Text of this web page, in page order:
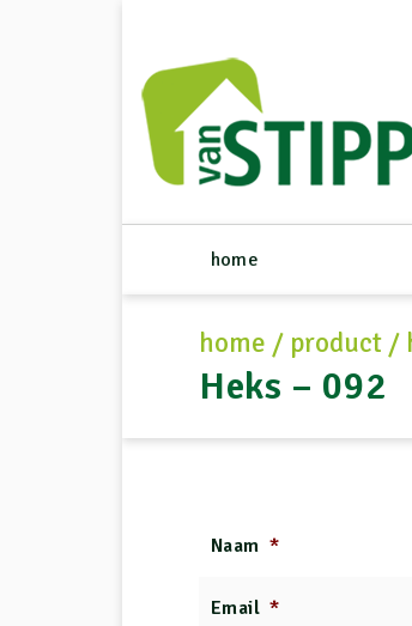
home
Heks – 092
home / product /
Naam *
Email *